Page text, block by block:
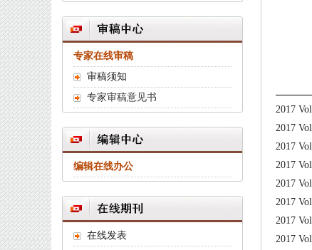
专家在线审稿
审稿须知
专家审稿意见书
编辑在线办公
在线发表
2017
2017
2017
2017
2017
2017
2017
2017